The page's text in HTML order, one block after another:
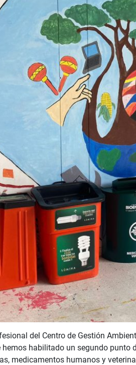
del Centro de Gestión
habilitado un segundo punto
medicamentos humanos y